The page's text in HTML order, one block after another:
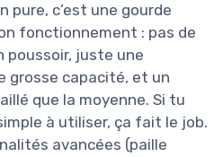
pure, c’est une gourde
fonctionnement : pas de
poussoir, juste une
grosse capacité, et un
que la moyenne. Si tu
à utiliser, ça fait le job.
avancées (paille